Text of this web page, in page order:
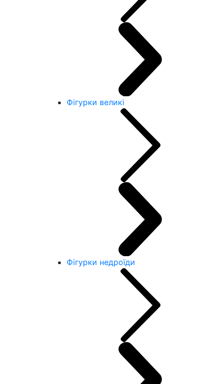
Фігурки великі
Фігурки недроїди